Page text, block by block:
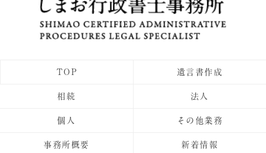
TOP 遺言書作成
相続 法人
個人 その他業務
事務所概要 新着情報